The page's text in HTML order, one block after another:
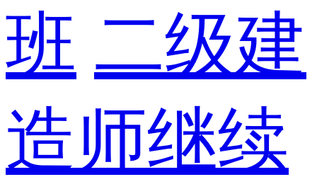
班 二级建
造师继续